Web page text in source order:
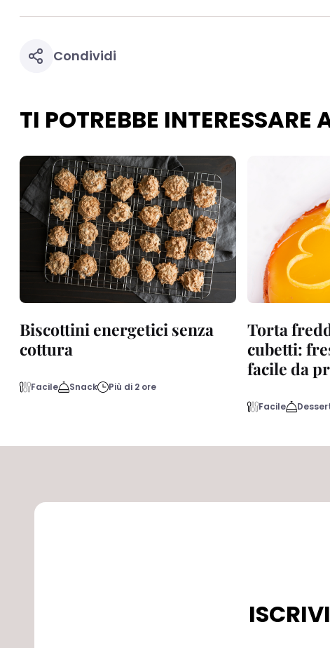
Condividi
TI POTREBBE INTERESSARE
Biscottini energetici senza
cottura
Facile Snack Più di 2 ore
Torta
cubetti:
facile da
Facile